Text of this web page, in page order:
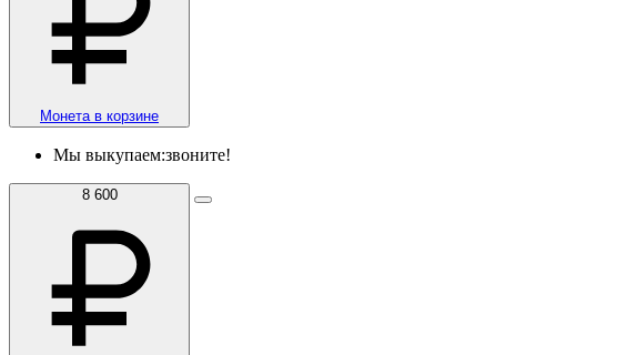
Монета в корзине
Мы выкупаем:звоните!
8 600